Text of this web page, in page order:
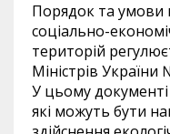
Порядок та умови
соціально-
територій
Міністрів
У цьому
які можуть бути